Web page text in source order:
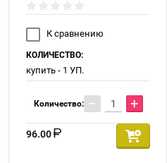
К сравнению
КОЛИЧЕСТВО:
купить - 1 УП.
Количество: − +
96.00